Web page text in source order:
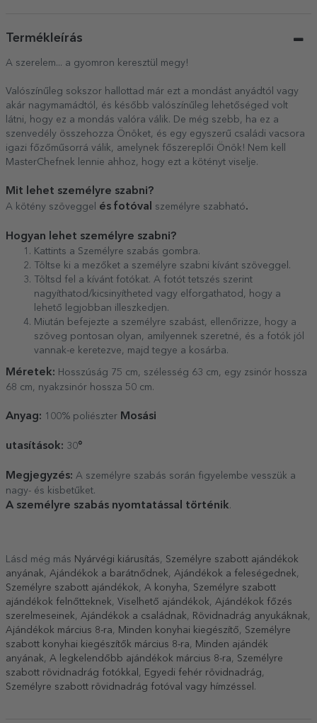
Termékleírás
A szerelem... a gyomron keresztül megy!
Valószínűleg sokszor hallottad már ezt a mondást anyádtól vagy
akár nagymamádtól, és később valószínűleg lehetőséged volt
látni, hogy ez a mondás valóra válik. De még szebb, ha ez a
szenvedély összehozza Önöket, és egy egyszerű családi vacsora
igazi főzőműsorrá válik, amelynek főszereplői Önök! Nem kell
MasterChefnek lennie ahhoz, hogy ezt a kötényt viselje.
Mit lehet személyre szabni?
A kötény szöveggel és fotóval személyre szabható.
Hogyan lehet személyre szabni?
Kattints a Személyre szabás gombra.
Töltse ki a mezőket a személyre szabni kívánt szöveggel.
Töltsd fel a kívánt fotókat. A fotót tetszés szerint
nagyíthatod/kicsinyítheted vagy elforgathatod, hogy a
lehető legjobban illeszkedjen.
Miután befejezte a személyre szabást, ellenőrizze, hogy a
szöveg pontosan olyan, amilyennek szeretné, és a fotók jól
vannak-e keretezve, majd tegye a kosárba.
Méretek: Hosszúság 75 cm, szélesség 63 cm, egy zsinór hossza
68 cm, nyakzsinór hossza 50 cm.
Anyag: 100% poliészter Mosási
utasítások: 30°
Megjegyzés: A személyre szabás során figyelembe vesszük a
nagy- és kisbetűket.
A személyre szabás nyomtatással történik.
Lásd még más Nyárvégi kiárusítás, Személyre szabott ajándékok
anyának, Ajándékok a barátnődnek, Ajándékok a feleségednek,
Személyre szabott ajándékok, A konyha, Személyre szabott
ajándékok felnőtteknek, Viselhető ajándékok, Ajándékok főzés
szerelmeseinek, Ajándékok a családnak, Rövidnadrág anyukáknak,
Ajándékok március 8-ra, Minden konyhai kiegészítő, Személyre
szabott konyhai kiegészítők március 8-ra, Minden ajándék
anyának, A legkelendőbb ajándékok március 8-ra, Személyre
szabott rövidnadrág fotókkal , Egyedi fehér rövidnadrág,
Személyre szabott rövidnadrág fotóval vagy hímzéssel .